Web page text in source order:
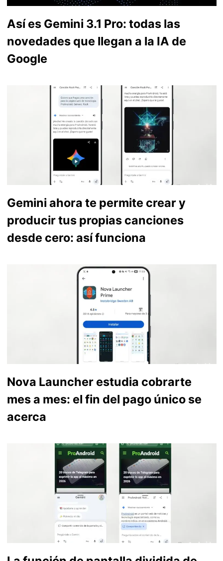
Así es Gemini 3.1 Pro: todas las
novedades que llegan a la IA de
Google
Gemini ahora te permite crear y
producir tus propias canciones
desde cero: así funciona
Nova Launcher estudia cobrarte
mes a mes: el fin del pago único se
acerca